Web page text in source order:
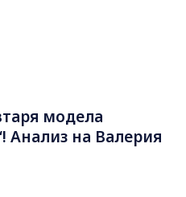
модела
Анализ на Валерия